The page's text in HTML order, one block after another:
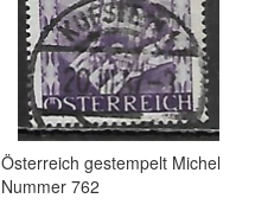
Österreich gestempelt Michel
Nummer 762